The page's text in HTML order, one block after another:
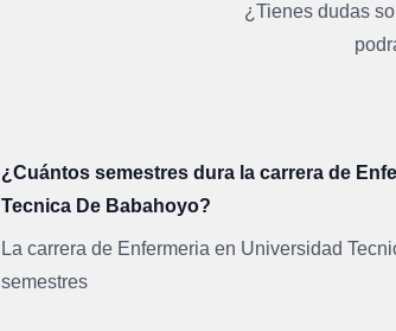
¿Tienes dudas
¿Cuántos semestres dura la carrera de
Tecnica De Babahoyo?
La carrera de Enfermeria en Universidad
semestres